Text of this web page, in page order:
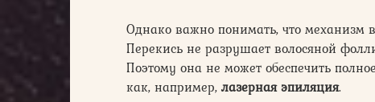
Однако важно понимать, что механизм
Перекись не разрушает волосяной
Поэтому она не может обеспечить полное
как, например, лазерная эпиляция.